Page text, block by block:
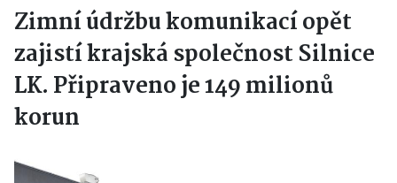
Zimní údržbu komunikací opět
zajistí krajská společnost Silnice
LK. Připraveno je 149 milionů
korun